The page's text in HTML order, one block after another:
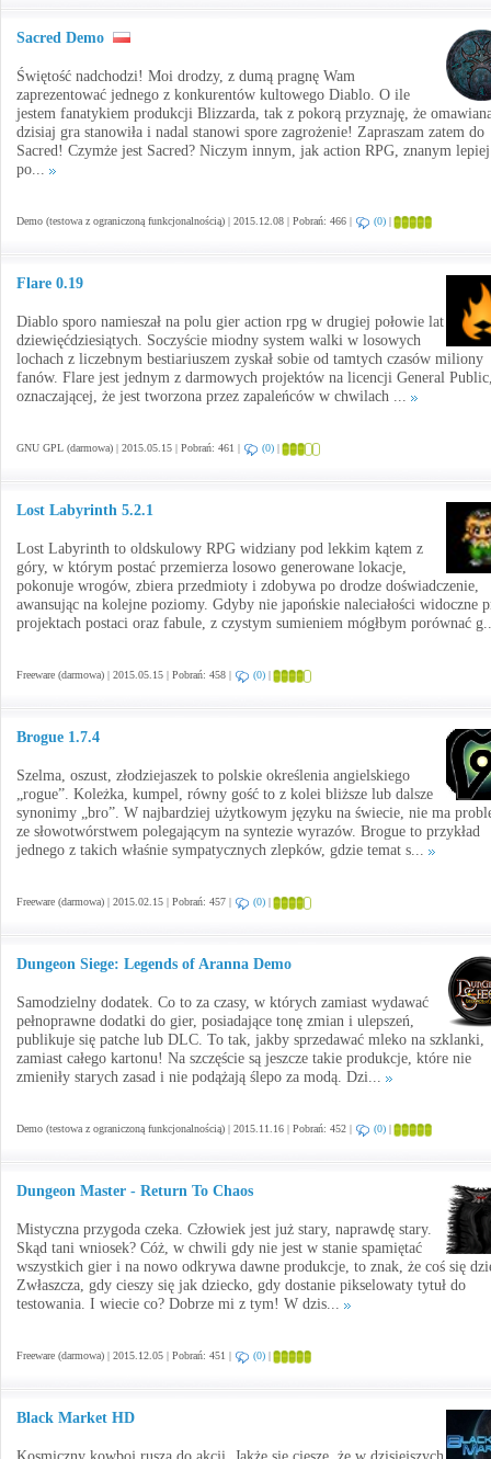
Sacred Demo
Świętość nadchodzi! Moi drodzy, z dumą pragnę Wam
zaprezentować jednego z konkurentów kultowego Diablo. O ile
jestem fanatykiem produkcji Blizzarda, tak z pokorą przyznaję, że
dzisiaj gra stanowiła i nadal stanowi spore zagrożenie! Zapraszam zatem do
Sacred! Czymże jest Sacred? Niczym innym, jak action RPG, znanym lepiej
po...
Demo (testowa z ograniczoną funkcjonalnością) | 2015.12.08 | Pobrań: 466 | (0) |
Flare 0.19
Diablo sporo namieszał na polu gier action rpg w drugiej połowie lat
dziewięćdziesiątych. Soczyście miodny system walki w losowych
lochach z liczebnym bestiariuszem zyskał sobie od tamtych czasów miliony
fanów. Flare jest jednym z darmowych projektów na licencji General
oznaczającej, że jest tworzona przez zapaleńców w chwilach ...
GNU GPL (darmowa) | 2015.05.15 | Pobrań: 461 | (0) |
Lost Labyrinth 5.2.1
Lost Labyrinth to oldskulowy RPG widziany pod lekkim kątem z
góry, w którym postać przemierza losowo generowane lokacje,
pokonuje wrogów, zbiera przedmioty i zdobywa po drodze doświadczenie,
awansując na kolejne poziomy. Gdyby nie japońskie naleciałości widoczne
projektach postaci oraz fabule, z czystym sumieniem mógłbym porównać
Freeware (darmowa) | 2015.05.15 | Pobrań: 458 | (0) |
Brogue 1.7.4
Szelma, oszust, złodziejaszek to polskie określenia angielskiego
„rogue”. Koleżka, kumpel, równy gość to z kolei bliższe lub dalsze
synonimy „bro”. W najbardziej użytkowym języku na świecie, nie ma
ze słowotwórstwem polegającym na syntezie wyrazów. Brogue to przykład
jednego z takich właśnie sympatycznych zlepków, gdzie temat s...
Freeware (darmowa) | 2015.02.15 | Pobrań: 457 | (0) |
Dungeon Siege: Legends of Aranna Demo
Samodzielny dodatek. Co to za czasy, w których zamiast wydawać
pełnoprawne dodatki do gier, posiadające tonę zmian i ulepszeń,
publikuje się patche lub DLC. To tak, jakby sprzedawać mleko na szklanki,
zamiast całego kartonu! Na szczęście są jeszcze takie produkcje, które nie
zmieniły starych zasad i nie podążają ślepo za modą. Dzi...
Demo (testowa z ograniczoną funkcjonalnością) | 2015.11.16 | Pobrań: 452 | (0) |
Dungeon Master - Return To Chaos
Mistyczna przygoda czeka. Człowiek jest już stary, naprawdę stary.
Skąd tani wniosek? Cóż, w chwili gdy nie jest w stanie spamiętać
wszystkich gier i na nowo odkrywa dawne produkcje, to znak, że coś się
Zwłaszcza, gdy cieszy się jak dziecko, gdy dostanie pikselowaty tytuł do
testowania. I wiecie co? Dobrze mi z tym! W dzis...
Freeware (darmowa) | 2015.12.05 | Pobrań: 451 | (0) |
Black Market HD